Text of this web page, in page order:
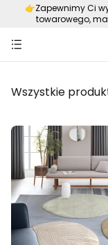
👉️Zapewnimy Ci
towarowego,
Wszystkie
Cena
Zalecane
Od najniższej do
Od najwyższej do
Od nowego do